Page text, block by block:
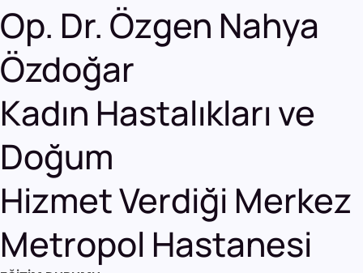
Op. Dr. Özgen Nahya
Özdoğar
Kadın Hastalıkları ve
Doğum
Hizmet Verdiği Merkez
Metropol Hastanesi